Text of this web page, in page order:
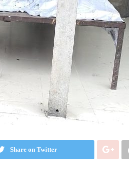
Share on Twitter